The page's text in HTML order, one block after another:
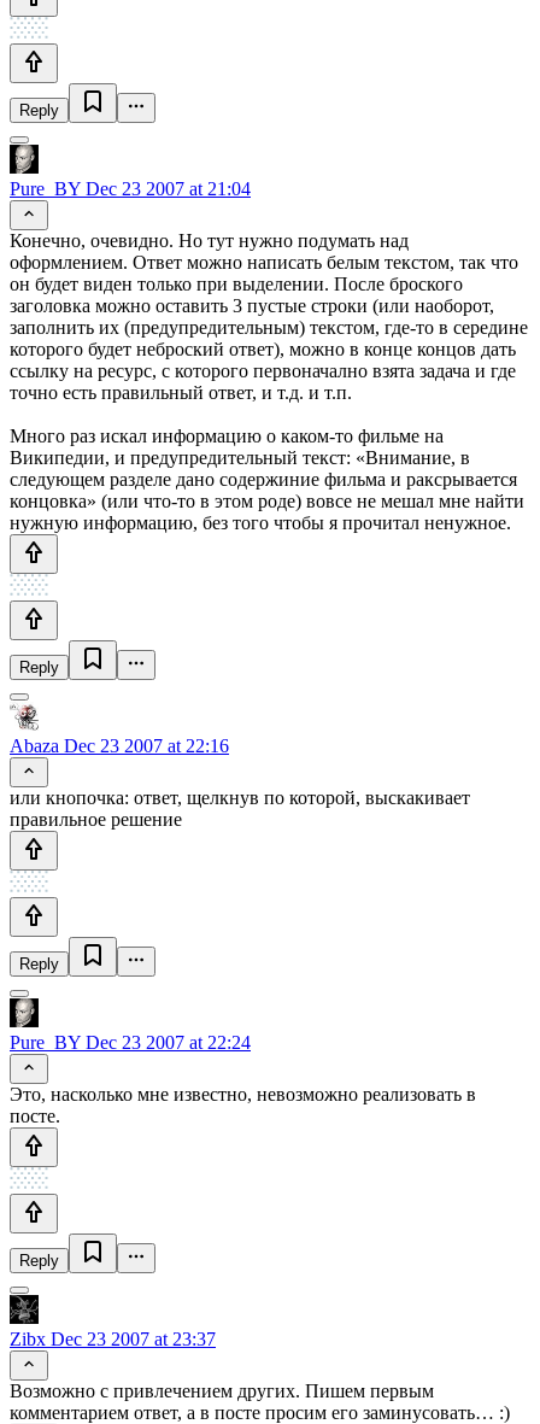
Reply
Pure_BY Dec 23 2007 at 21:04
Конечно, очевидно. Но тут нужно подумать над
оформлением. Ответ можно написать белым текстом, так что
он будет виден только при выделении. После броского
заголовка можно оставить 3 пустые строки (или наоборот,
заполнить их (предупредительным) текстом, где-то в середине
которого будет неброский ответ), можно в конце концов дать
ссылку на ресурс, с которого первоначално взята задача и где
точно есть правильный ответ, и т.д. и т.п.
Много раз искал информацию о каком-то фильме на
Википедии, и предупредительный текст: «Внимание, в
следующем разделе дано содержиние фильма и раксрывается
концовка» (или что-то в этом роде) вовсе не мешал мне найти
нужную информацию, без того чтобы я прочитал ненужное.
Reply
Abaza Dec 23 2007 at 22:16
или кнопочка: ответ, щелкнув по которой, выскакивает
правильное решение
Reply
Pure_BY Dec 23 2007 at 22:24
Это, насколько мне известно, невозможно реализовать в
посте.
Reply
Zibx Dec 23 2007 at 23:37
Возможно с привлечением других. Пишем первым
комментарием ответ, а в посте просим его заминусовать… :)